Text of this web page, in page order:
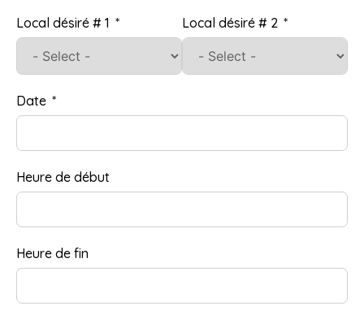
Local désiré # 1 Local désiré # 2
Date
Heure de début
Heure de fin